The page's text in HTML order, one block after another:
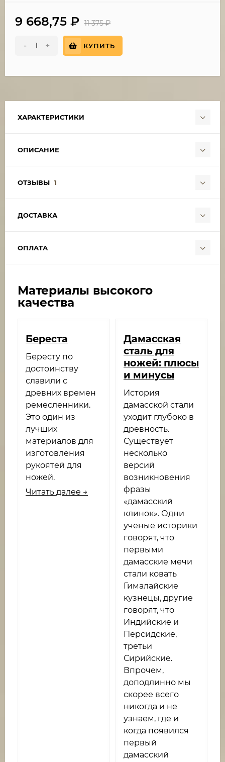
9 668,75 ₽ 11 375₽
- + КУПИТЬ
ХАРАКТЕРИСТИКИ
ОПИСАНИЕ
ОТЗЫВЫ 1
ДОСТАВКА
ОПЛАТА
Материалы высокого
качества
Береста
Бересту по
достоинству
славили с
древних времен
ремесленники.
Это один из
лучших
материалов для
изготовления
рукоятей для
ножей.
Читать далее →
Дамасская
сталь для
ножей: плюсы
и минусы
История
дамасской стали
уходит глубоко в
древность.
Существует
несколько
версий
возникновения
фразы
«дамасский
клинок». Одни
ученые историки
говорят, что
первыми
дамасские мечи
стали ковать
Гималайские
кузнецы, другие
говорят, что
Индийские и
Персидские,
третьи
Сирийские.
Впрочем,
доподлинно мы
скорее всего
никогда и не
узнаем, где и
когда появился
первый
дамасский